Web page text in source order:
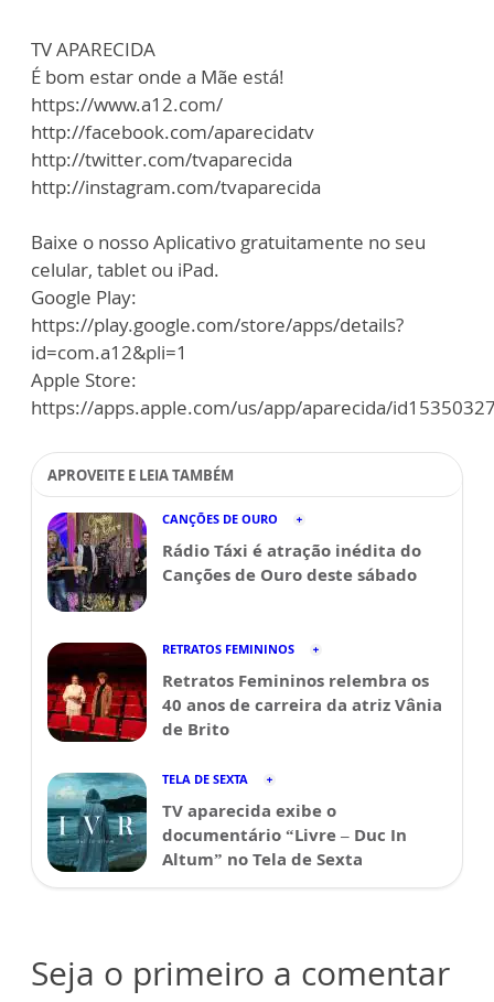
TV APARECIDA
É bom estar onde a Mãe está!
https://www.a12.com/
http://facebook.com/aparecidatv
http://twitter.com/tvaparecida
http://instagram.com/tvaparecida
Baixe o nosso Aplicativo gratuitamente no seu
celular, tablet ou iPad.
Google Play:
https://play.google.com/store/apps/details?
id=com.a12&pli=1
Apple Store:
https://apps.apple.com/us/app/aparecida/
APROVEITE E LEIA TAMBÉM
CANÇÕES DE OURO
Rádio Táxi é atração inédita do
Canções de Ouro deste sábado
RETRATOS FEMININOS
Retratos Femininos relembra os
40 anos de carreira da atriz Vânia
de Brito
TELA DE SEXTA
TV aparecida exibe o
documentário “Livre – Duc In
Altum” no Tela de Sexta
Seja o primeiro a comentar